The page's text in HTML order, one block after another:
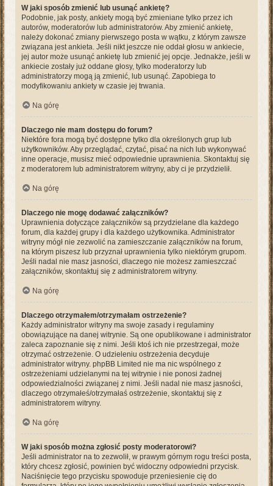
W jaki sposób zmienić lub usunąć ankietę?
Podobnie, jak posty, ankiety mogą być zmieniane tylko przez ich
autorów, moderatorów lub administratorów. Aby zmienić ankietę,
należy dokonać zmiany pierwszego posta w wątku, z którym zawsze
związana jest ankieta. Jeśli nikt jeszcze nie oddał głosu w ankiecie,
jej autor może usunąć ankietę lub zmienić jej opcje. Jednakże, jeśli w
ankiecie zostały już oddane głosy, tylko moderatorzy lub
administratorzy mogą ją zmienić, lub usunąć. Zapobiega to
modyfikowaniu ankiety w czasie jej trwania.
Na górę
Dlaczego nie mam dostępu do forum?
Niektóre fora mogą być dostępne tylko dla określonych grup lub
użytkowników. Aby przeglądać, czytać, pisać na nich lub wykonywać
inne operacje, musisz mieć odpowiednie uprawnienia. Skontaktuj się
z moderatorem lub administratorem witryny, aby ci je przydzielił.
Na górę
Dlaczego nie mogę dodawać załączników?
Uprawnienia dotyczące załączników są przydzielane dla każdego
forum, dla każdej grupy i dla każdego użytkownika. Administrator
witryny mógł nie zezwolić na zamieszczanie załączników na forum,
na którym piszesz lub przyznał uprawnienia tylko niektórym grupom.
Jeśli nadal nie masz jasności, dlaczego nie możesz zamieszczać
załączników, skontaktuj się z administratorem witryny.
Na górę
Dlaczego otrzymałem/otrzymałam ostrzeżenie?
Każdy administrator witryny ma swoje zasady i regulaminy
obowiązujące na danej witrynie. Są one opublikowane i administrator
zaleca zapoznanie się z nimi. Jeśli ktoś ich nie przestrzegał, może
otrzymać ostrzeżenie. O udzieleniu ostrzeżenia decyduje
administrator witryny. phpBB Limited nie ma nic wspólnego z
ostrzeżeniami udzielanymi na tej witrynie i nie ponosi żadnej
odpowiedzialności związanej z nimi. Jeśli nadal nie masz jasności,
dlaczego otrzymałeś/otrzymałaś ostrzeżenie, skontaktuj się z
administratorem witryny.
Na górę
W jaki sposób można zgłosić posty moderatorowi?
Jeśli administrator na to zezwolił, w prawym górnym rogu treści posta,
który chcesz zgłosić, powinien być widoczny odpowiedni przycisk.
Naciśnięcie tego przycisku spowoduje przeniesienie cię do